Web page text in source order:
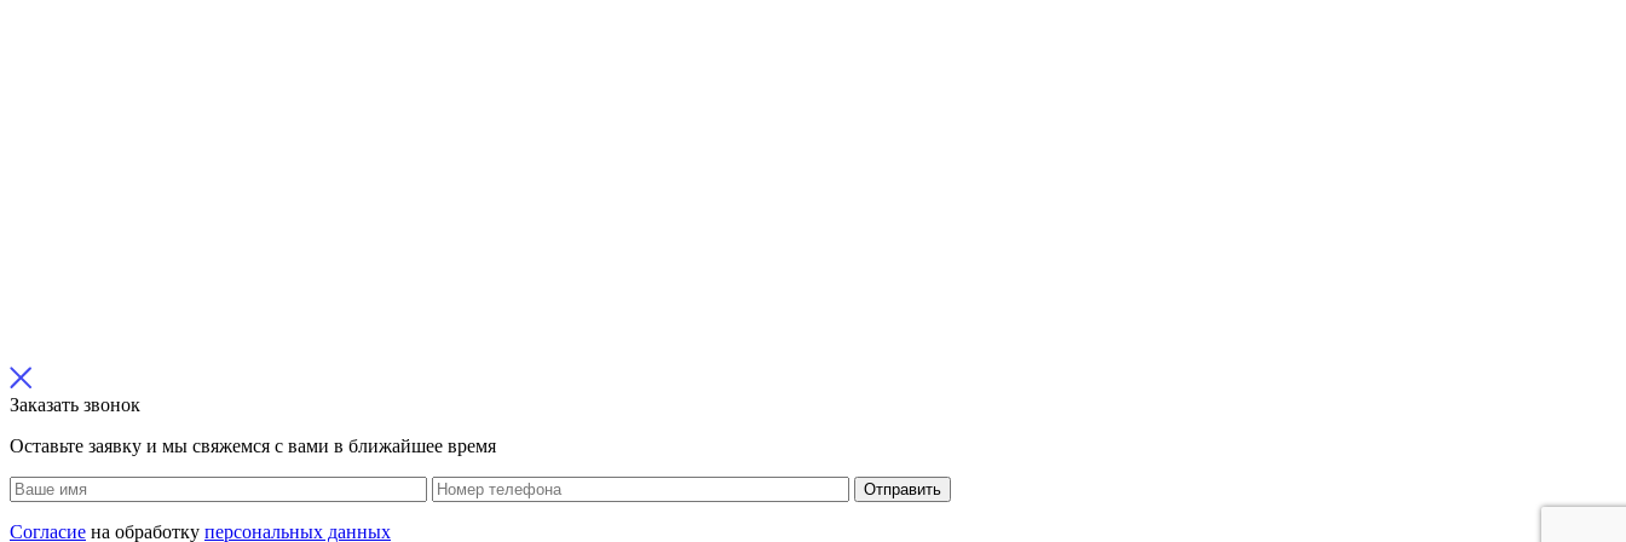
Заказать звонок
Оставьте заявку и мы свяжемся с вами в ближайшее время
Согласие на обработку персональных данных